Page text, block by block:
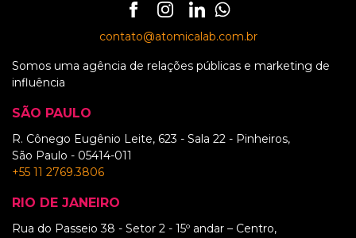
contato@atomicalab.com.br
Somos uma agência de relações públicas e marketing de
influência
SÃO PAULO
R. Cônego Eugênio Leite, 623 - Sala 22 - Pinheiros,
São Paulo - 05414-011
+55 11 2769.3806
RIO DE JANEIRO
Rua do Passeio 38 - Setor 2 - 15º andar – Centro,